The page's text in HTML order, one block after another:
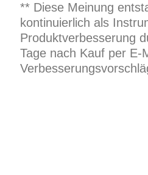
** Diese Meinung
kontinuierlich als
Produktverbesserung
Tage nach Kauf per E-